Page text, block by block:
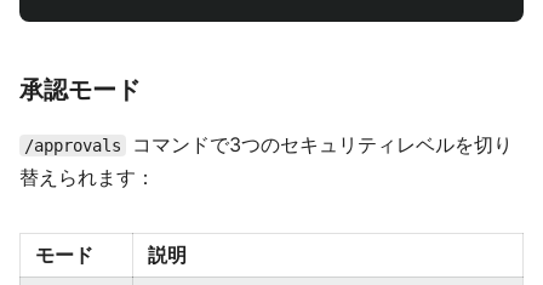
承認モード
/approvals
コマンドで3つのセキュリティレベルを切り
替えられます：
モード 説明